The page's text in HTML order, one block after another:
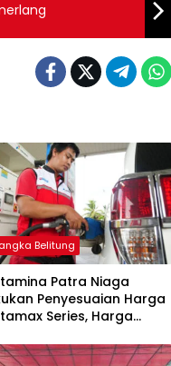
Belitung
Patra Niaga
Penyesuaian Harga
Series, Harga